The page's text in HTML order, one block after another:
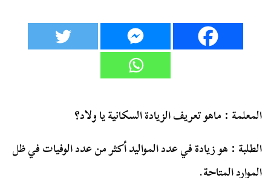
المعلمة : ماهو تعريف الزيادة السكانية يا ولاد؟
الطلبة : هو زيادة في عدد المواليد أكثر من عدد الوفيات في ظل
الموارد المتاحة.